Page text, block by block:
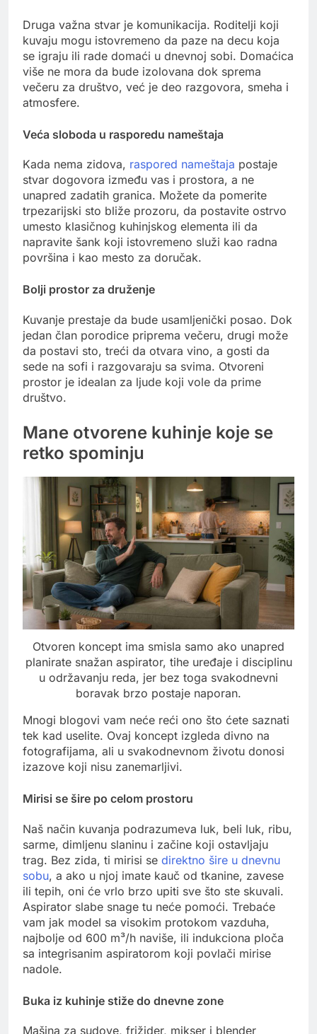
Druga važna stvar je komunikacija. Roditelji koji
kuvaju mogu istovremeno da paze na decu koja
se igraju ili rade domaći u dnevnoj sobi. Domaćica
više ne mora da bude izolovana dok sprema
večeru za društvo, već je deo razgovora, smeha i
atmosfere.
Veća sloboda u rasporedu nameštaja
Kada nema zidova, raspored nameštaja postaje
stvar dogovora između vas i prostora, a ne
unapred zadatih granica. Možete da pomerite
trpezarijski sto bliže prozoru, da postavite ostrvo
umesto klasičnog kuhinjskog elementa ili da
napravite šank koji istovremeno služi kao radna
površina i kao mesto za doručak.
Bolji prostor za druženje
Kuvanje prestaje da bude usamljenički posao. Dok
jedan član porodice priprema večeru, drugi može
da postavi sto, treći da otvara vino, a gosti da
sede na sofi i razgovaraju sa svima. Otvoreni
prostor je idealan za ljude koji vole da prime
društvo.
Mane otvorene kuhinje koje se
retko spominju
Otvoren koncept ima smisla samo ako unapred
planirate snažan aspirator, tihe uređaje i disciplinu
u održavanju reda, jer bez toga svakodnevni
boravak brzo postaje naporan.
Mnogi blogovi vam neće reći ono što ćete saznati
tek kad uselite. Ovaj koncept izgleda divno na
fotografijama, ali u svakodnevnom životu donosi
izazove koji nisu zanemarljivi.
Mirisi se šire po celom prostoru
Naš način kuvanja podrazumeva luk, beli luk, ribu,
sarme, dimljenu slaninu i začine koji ostavljaju
trag. Bez zida, ti mirisi se direktno šire u dnevnu
sobu, a ako u njoj imate kauč od tkanine, zavese
ili tepih, oni će vrlo brzo upiti sve što ste skuvali.
Aspirator slabe snage tu neće pomoći. Trebaće
vam jak model sa visokim protokom vazduha,
najbolje od 600 m³/h naviše, ili indukciona ploča
sa integrisanim aspiratorom koji povlači mirise
nadole.
Buka iz kuhinje stiže do dnevne zone
Mašina za sudove, frižider, mikser i blender